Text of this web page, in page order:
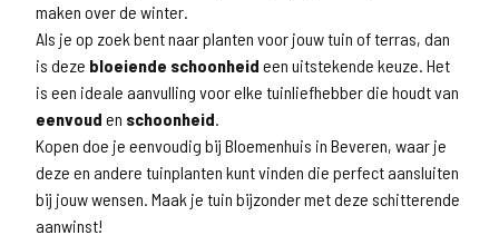
maken over de winter.
Als je op zoek bent naar planten voor jouw tuin of terras, dan
is deze bloeiende schoonheid een uitstekende keuze. Het
is een ideale aanvulling voor elke tuinliefhebber die houdt van
eenvoud en schoonheid.
Kopen doe je eenvoudig bij Bloemenhuis in Beveren, waar je
deze en andere tuinplanten kunt vinden die perfect aansluiten
bij jouw wensen. Maak je tuin bijzonder met deze schitterende
aanwinst!